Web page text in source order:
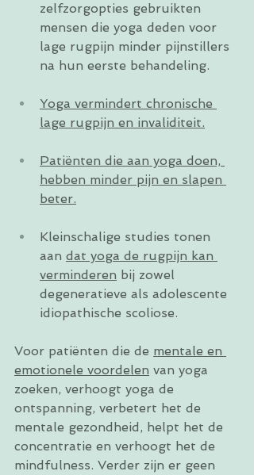
zelfzorgopties gebruikten
mensen die yoga deden voor
lage rugpijn minder pijnstillers
na hun eerste behandeling.
Yoga vermindert chronische
lage rugpijn en invaliditeit.
Patiënten die aan yoga doen,
hebben minder pijn en slapen
beter.
Kleinschalige studies tonen
aan dat yoga de rugpijn kan
verminderen bij zowel
degeneratieve als adolescente
idiopathische scoliose.
Voor patiënten die de mentale en
emotionele voordelen van yoga
zoeken, verhoogt yoga de
ontspanning, verbetert het de
mentale gezondheid, helpt het de
concentratie en verhoogt het de
mindfulness. Verder zijn er geen